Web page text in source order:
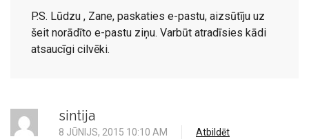
P.S. Lūdzu , Zane, paskaties e-pastu, aizsūtīju uz
šeit norādīto e-pastu ziņu. Varbūt atradīsies kādi
atsaucīgi cilvēki.
sintija
8 JŪNIJS, 2015 10:10 AM Atbildēt